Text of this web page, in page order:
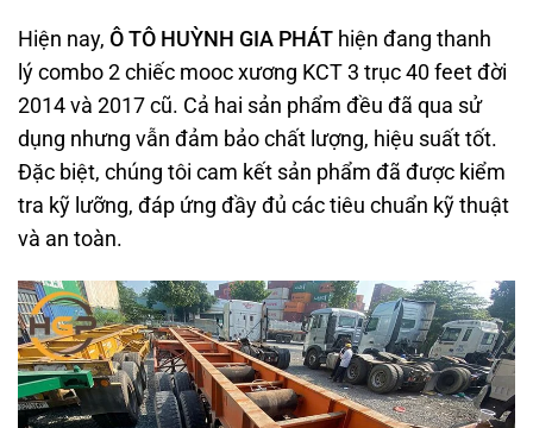
Hiện nay, Ô TÔ HUỲNH GIA PHÁT hiện đang thanh
lý combo 2 chiếc mooc xương KCT 3 trục 40 feet đời
2014 và 2017 cũ. Cả hai sản phẩm đều đã qua sử
dụng nhưng vẫn đảm bảo chất lượng, hiệu suất tốt.
Đặc biệt, chúng tôi cam kết sản phẩm đã được kiểm
tra kỹ lưỡng, đáp ứng đầy đủ các tiêu chuẩn kỹ thuật
và an toàn.